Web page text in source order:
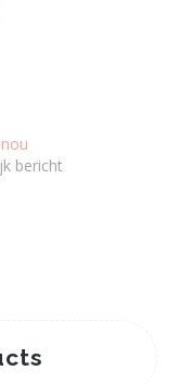
bericht